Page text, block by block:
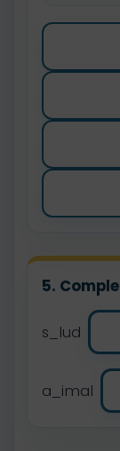
5.
s_lud
a_imal